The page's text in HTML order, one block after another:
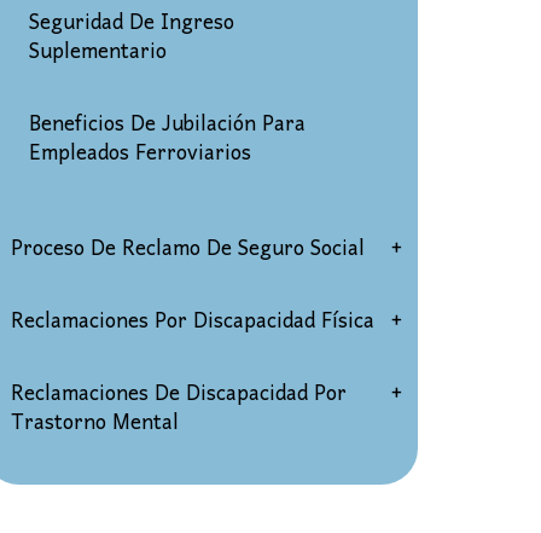
Seguridad De Ingreso
Suplementario
Beneficios De Jubilación Para
Empleados Ferroviarios
Proceso De Reclamo De Seguro Social
Solicitud de discapacidad
Audiencias de discapacidad del
Seguro Social
Proceso de apelaciones por
Reclamaciones Por Discapacidad Física
Reclamaciones de discapacidad por
trastorno espinal
Reclamaciones Por Discapacidad
Reclamaciones De Discapacidad Por
Trastorno Mental
Depresión/Ansiedad